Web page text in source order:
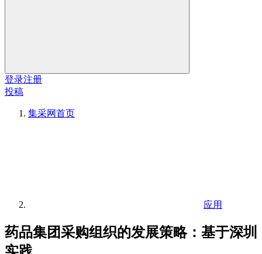
登录注册
投稿
集采网首页
应用
药品集团采购组织的发展策略：基于深圳